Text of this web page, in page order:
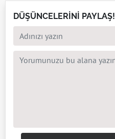
DÜŞÜNCELERİNİ PAYLAŞ!